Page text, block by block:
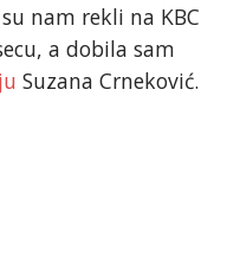
nam rekli na KBC
a dobila sam
Suzana Crneković.